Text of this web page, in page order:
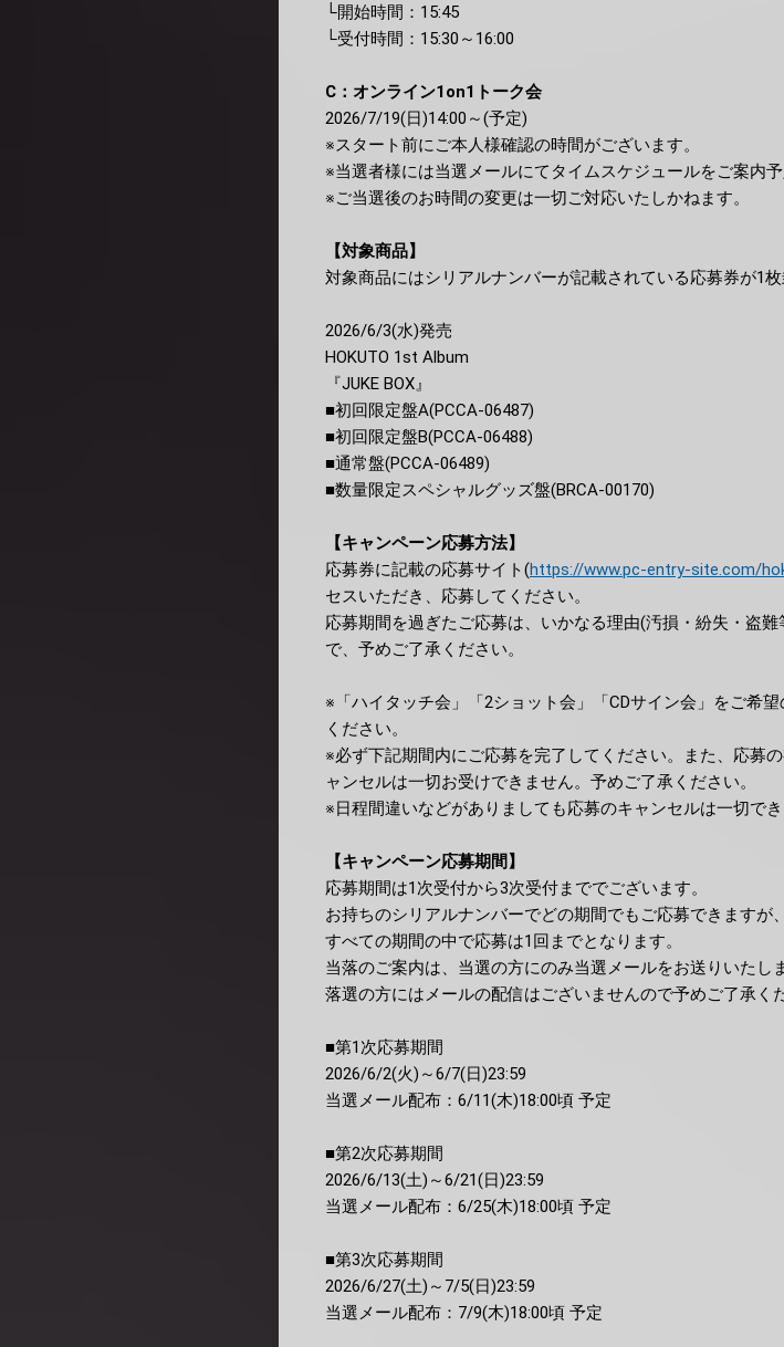
└開始時間：15:45
└受付時間：15:30～16:00
C：オンライン1on1トーク会
2026/7/19(日)14:00～(予定)
※スタート前にご本人様確認の時間がございます。
※当選者様には当選メールにてタイムスケジュールをご案内予
※ご当選後のお時間の変更は一切ご対応いたしかねます。
【対象商品】
対象商品にはシリアルナンバーが記載されている応募券が1枚
2026/6/3(水)発売
HOKUTO 1st Album
『JUKE BOX』
■初回限定盤A(PCCA-06487)
■初回限定盤B(PCCA-06488)
■通常盤(PCCA-06489)
■数量限定スペシャルグッズ盤(BRCA-00170)
【キャンペーン応募方法】
応募券に記載の応募サイト(https://www.pc-entry-site.com/
セスいただき、応募してください。
応募期間を過ぎたご応募は、いかなる理由(汚損・紛失・盗
で、予めご了承ください。
※「ハイタッチ会」「2ショット会」「CDサイン会」をご希
ください。
※必ず下記期間内にご応募を完了してください。また、応募
ャンセルは一切お受けできません。予めご了承ください。
※日程間違いなどがありましても応募のキャンセルは一切で
【キャンペーン応募期間】
応募期間は1次受付から3次受付まででございます。
お持ちのシリアルナンバーでどの期間でもご応募できますが
すべての期間の中で応募は1回までとなります。
当落のご案内は、当選の方にのみ当選メールをお送りいたし
落選の方にはメールの配信はございませんので予めご了承く
■第1次応募期間
2026/6/2(火)～6/7(日)23:59
当選メール配布：6/11(木)18:00頃 予定
■第2次応募期間
2026/6/13(土)～6/21(日)23:59
当選メール配布：6/25(木)18:00頃 予定
■第3次応募期間
2026/6/27(土)～7/5(日)23:59
当選メール配布：7/9(木)18:00頃 予定